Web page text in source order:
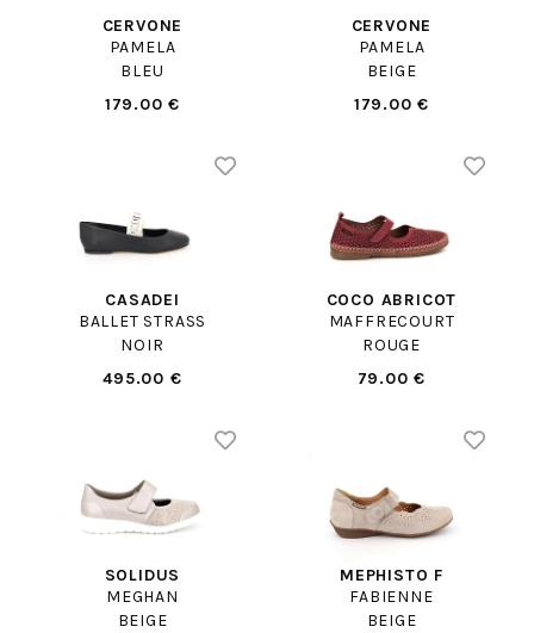
CERVONE
PAMELA
BLEU
179.00 €
CERVONE
PAMELA
BEIGE
179.00 €
CASADEI
BALLET STRASS
NOIR
495.00 €
COCO ABRICOT
MAFFRECOURT
ROUGE
79.00 €
SOLIDUS
MEGHAN
BEIGE
MEPHISTO F
FABIENNE
BEIGE